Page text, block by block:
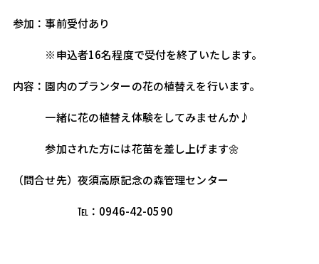
参加：事前受付あり
※申込者16名程度で受付を終了いたします。
内容：園内のプランターの花の植替えを行います。
一緒に花の植替え体験をしてみませんか♪
参加された方には花苗を差し上げます🌼
（問合せ先）夜須高原記念の森管理センター
℡：0946-42-0590